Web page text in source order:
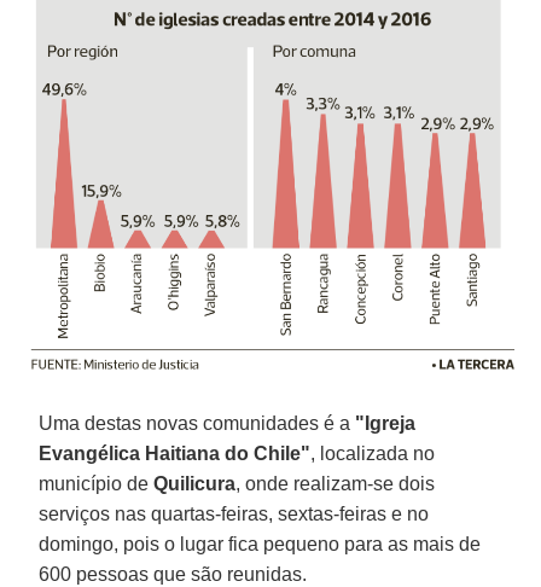
Uma destas novas comunidades é a "Igreja
Evangélica Haitiana do Chile", localizada no
município deQuilicura, onde realizam-se dois
serviços nas quartas-feiras, sextas-feiras e no
domingo, pois o lugar fica pequeno para as mais de
600 pessoas que são reunidas.